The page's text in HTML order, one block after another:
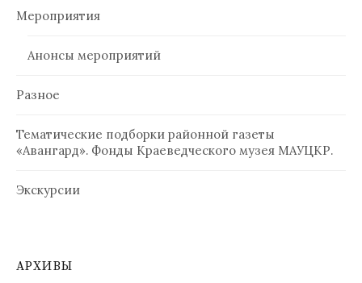
Мероприятия
Анонсы мероприятий
Разное
Тематические подборки районной газеты
«Авангард». Фонды Краеведческого музея МАУЦКР.
Экскурсии
АРХИВЫ